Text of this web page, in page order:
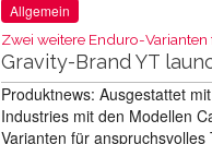
Allgemein
Zwei weitere Enduro-
Gravity-Brand YT
Produktnews: Ausgestattet
Industries mit den Modellen
Varianten für